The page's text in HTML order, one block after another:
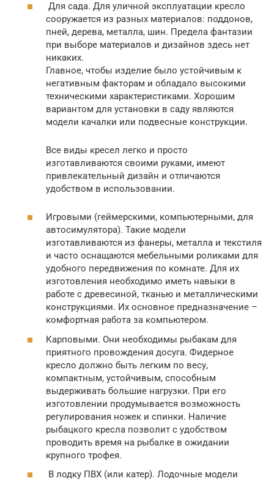
Для сада. Для уличной эксплуатации кресло
сооружается из разных материалов: поддонов,
пней, дерева, металла, шин. Предела фантазии
при выборе материалов и дизайнов здесь нет
никаких.
Главное, чтобы изделие было устойчивым к
негативным факторам и обладало высокими
техническими характеристиками. Хорошим
вариантом для установки в саду являются
модели качалки или подвесные конструкции.
Все виды кресел легко и просто
изготавливаются своими руками, имеют
привлекательный дизайн и отличаются
удобством в использовании.
Игровыми (геймерскими, компьютерными, для
автосимулятора). Такие модели
изготавливаются из фанеры, металла и текстиля
и часто оснащаются мебельными роликами для
удобного передвижения по комнате. Для их
изготовления необходимо иметь навыки в
работе с древесиной, тканью и металлическими
конструкциями. Их основное предназначение –
комфортная работа за компьютером.
Карповыми. Они необходимы рыбакам для
приятного провождения досуга. Фидерное
кресло должно быть легким по весу,
компактным, устойчивым, способным
выдерживать большие нагрузки. При его
изготовлении продумывается возможность
регулирования ножек и спинки. Наличие
рыбацкого кресла позволит с удобством
проводить время на рыбалке в ожидании
крупного трофея.
В лодку ПВХ (или катер). Лодочные модели